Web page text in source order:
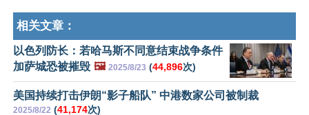
相关文章：
以色列防长：若哈马斯不同意结束战争条件
加萨城恐被摧毁 🖼️ 2025/8/23 (44,896次)
美国持续打击伊朗“影子船队” 中港数家公司被制裁
2025/8/22 (41,174次)